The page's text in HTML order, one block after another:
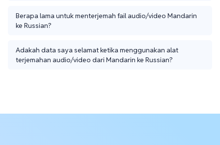
Berapa lama untuk menterjemah fail audio/video Mandarin
ke Russian?
Adakah data saya selamat ketika menggunakan alat
terjemahan audio/video dari Mandarin ke Russian?